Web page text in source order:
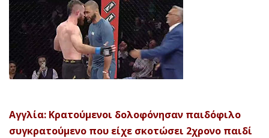
Αγγλία: Κρατούμενοι δολοφόνησαν παιδόφιλο
συγκρατούμενο που είχε σκοτώσει 2χρονο παιδί